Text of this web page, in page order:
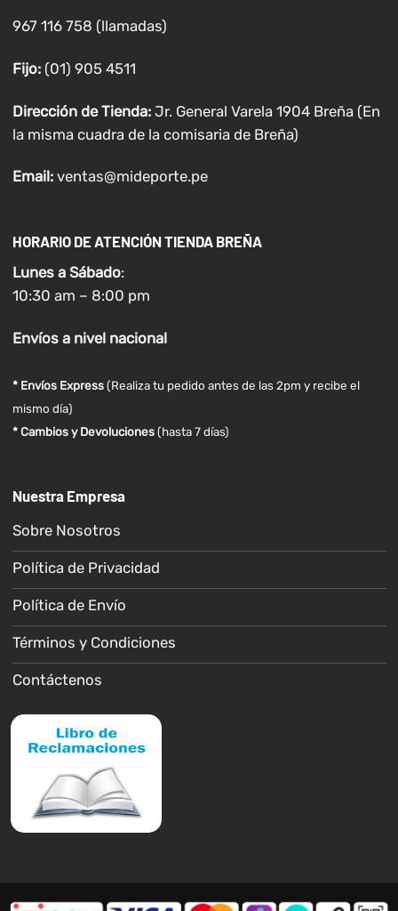
967 116 758 (llamadas)
Fijo:(01) 905 4511
Dirección de Tienda: Jr. General Varela 1904 Breña (En
la misma cuadra de la comisaria de Breña)
Email: ventas@mideporte.pe
HORARIO DE ATENCIÓN TIENDA BREÑA
Lunes a Sábado:
10:30 am – 8:00 pm
Envíosa nivel nacional
* Envíos Express(Realiza tu pedido antes de las 2pm y recibe el
mismo día)
* Cambios y Devoluciones (hasta 7 días)
Nuestra Empresa
Sobre Nosotros
Política de Privacidad
Política de Envío
Términos y Condiciones
Contáctenos